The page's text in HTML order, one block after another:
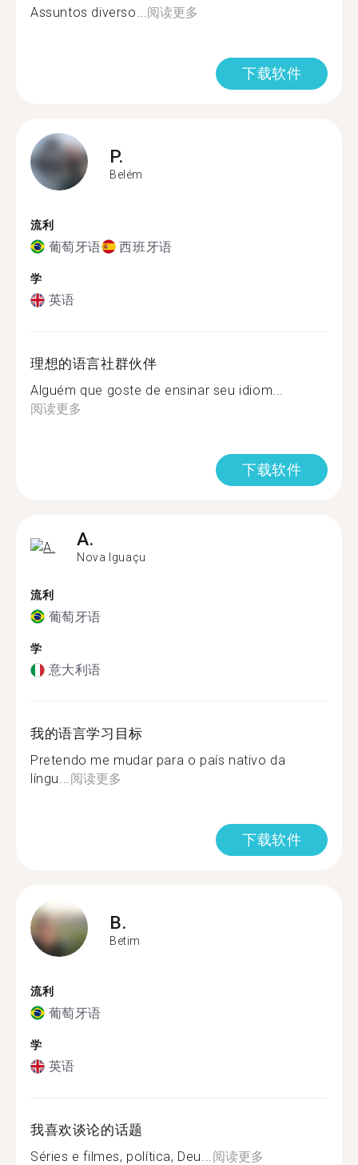
Assuntos diverso...阅读更多
下载软件
P.
Belém
流利
葡萄牙语 西班牙语
学
英语
理想的语言社群伙伴
Alguém que goste de ensinar seu idiom...
阅读更多
下载软件
A.
Nova Iguaçu
流利
葡萄牙语
学
意大利语
我的语言学习目标
Pretendo me mudar para o país nativo da
língu...阅读更多
下载软件
B.
Betim
流利
葡萄牙语
学
英语
我喜欢谈论的话题
Séries e filmes, política, Deu...阅读更多